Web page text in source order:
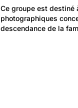
Portraits: Figures
Les Favarger de
Ce groupe est destiné
photographiques
descendance de la